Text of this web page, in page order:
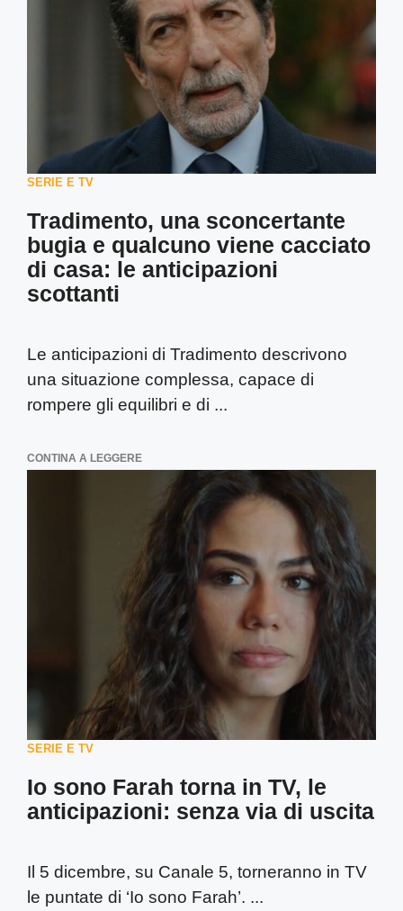
SERIE E TV
Tradimento, una sconcertante
bugia e qualcuno viene cacciato
di casa: le anticipazioni
scottanti
Le anticipazioni di Tradimento descrivono
una situazione complessa, capace di
rompere gli equilibri e di ...
CONTINA A LEGGERE
SERIE E TV
Io sono Farah torna in TV, le
anticipazioni: senza via di uscita
Il 5 dicembre, su Canale 5, torneranno in TV
le puntate di ‘Io sono Farah’. ...